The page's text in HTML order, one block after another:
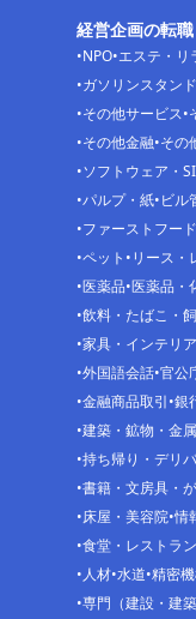
経営企画の転職
NPO エステ・リ
ガソリンスタン
その他サービス
その他金融 その
ソフトウェア・SI
パルプ・紙 ビル
ファーストフード
ペット リース・
医薬品 医薬品・
飲料・たばこ・
家具・インテリア
外国語会話 官公
金融商品取引 銀
建築・鉱物・金属
持ち帰り・デリ
書籍・文房具・
床屋・美容院 情
食堂・レストラン
人材 水道 精密
専門（建設・建築